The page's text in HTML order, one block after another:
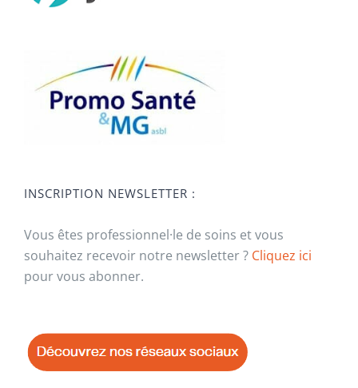
INSCRIPTION NEWSLETTER :
Vous êtes professionnel·le de soins et vous
souhaitez recevoir notre newsletter ? Cliquez ici
pour vous abonner.